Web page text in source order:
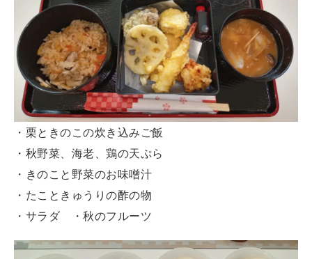
・栗ときのこの炊き込みご飯
・秋野菜、海老、鶏の天ぷら
・きのこと野菜のお味噌汁
・たこときゅうりの酢の物
・サラダ ・秋のフルーツ